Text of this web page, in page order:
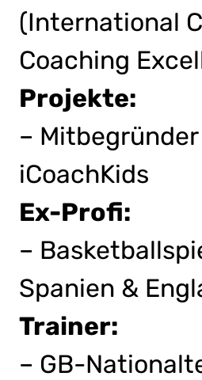
(International
Coaching
Projekte:
–
iCoachKids
Ex-Profi:
–
Spanien &
Trainer:
– GB-